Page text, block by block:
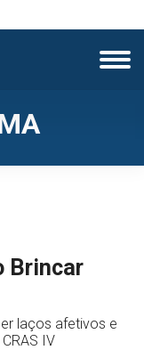
Brincar
laços afetivos e
IV